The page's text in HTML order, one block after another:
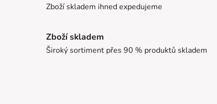
Zboží skladem ihned expedujeme
Zboží skladem
Široký sortiment přes 90 % produktů skladem